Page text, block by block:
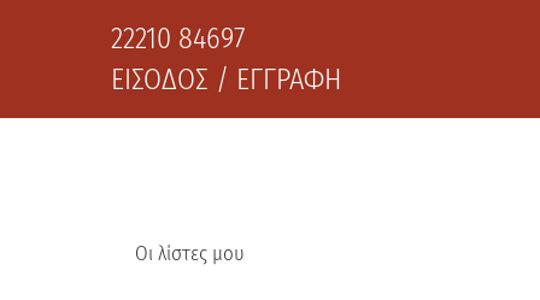
22210 84697
ΕΙΣΟΔΟΣ / ΕΓΓΡΑΦΗ
Οι λίστες μου